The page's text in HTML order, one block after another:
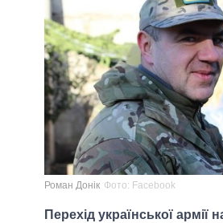
Роман Донік Фото: Facebook
Перехід української армії